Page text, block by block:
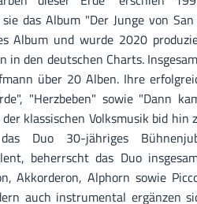
das Album "Der Junge von
Album und wurde 2020
in den deutschen Charts.
über 20 Alben. Ihre
"Herzbeben" sowie "Dann
klassischen Volksmusik bid hin
Duo 30-jähriges
beherrscht das Duo
Akkorderon, Alphorn sowie
auch instrumental ergänzen